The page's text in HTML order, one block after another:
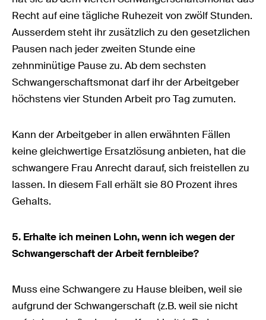
Recht auf eine tägliche Ruhezeit von zwölf Stunden.
Ausserdem steht ihr zusätzlich zu den gesetzlichen
Pausen nach jeder zweiten Stunde eine
zehnminütige Pause zu. Ab dem sechsten
Schwangerschaftsmonat darf ihr der Arbeitgeber
höchstens vier Stunden Arbeit pro Tag zumuten.
Kann der Arbeitgeber in allen erwähnten Fällen
keine gleichwertige Ersatzlösung anbieten, hat die
schwangere Frau Anrecht darauf, sich freistellen zu
lassen. In diesem Fall erhält sie 80 Prozent ihres
Gehalts.
5. Erhalte ich meinen Lohn, wenn ich wegen der
Schwangerschaft der Arbeit fernbleibe?
Muss eine Schwangere zu Hause bleiben, weil sie
aufgrund der Schwangerschaft (z.B. weil sie nicht